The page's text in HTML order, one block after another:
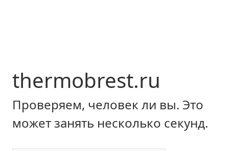
thermobrest.ru
Проверяем, человек ли вы. Это
может занять несколько секунд.